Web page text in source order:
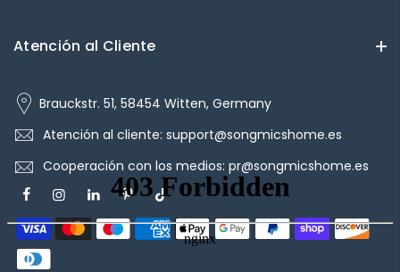
Atención al Cliente
Brauckstr. 51, 58454 Witten, Germany
Atención al cliente: support@songmicshome.es
Cooperación con los medios: pr@songmicshome.es